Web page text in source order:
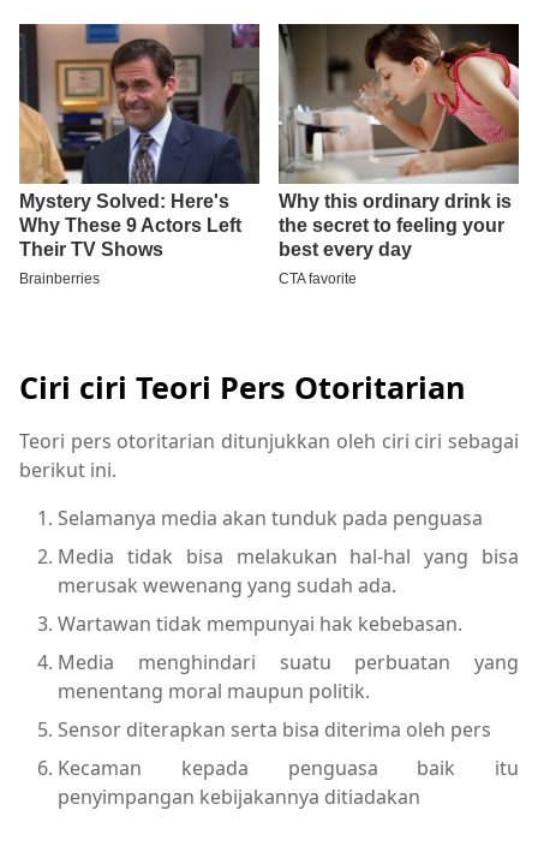
Ciri ciri Teori Pers Otoritarian
Teori pers otoritarian ditunjukkan oleh ciri ciri sebagai
berikut ini.
Selamanya media akan tunduk pada penguasa
Media tidak bisa melakukan hal-hal yang bisa
merusak wewenang yang sudah ada.
Wartawan tidak mempunyai hak kebebasan.
Media menghindari suatu perbuatan yang
menentang moral maupun politik.
Sensor diterapkan serta bisa diterima oleh pers
Kecaman kepada penguasa baik itu
penyimpangan kebijakannya ditiadakan